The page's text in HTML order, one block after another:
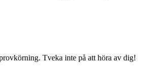
Tveka inte på att höra av dig!